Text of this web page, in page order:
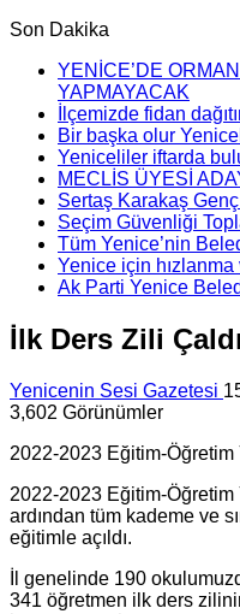
Son Dakika
YENİCE’DE
YAPMAYACAK
İlçemizde fidan
Bir başka olur
Yeniceliler iftarda
MECLİS ÜYESİ
Sertaş Karakaş
Seçim Güvenliği
Tüm Yenice’nin
Yenice için hızlanma
Ak Parti Yenice
İlk Ders Zili Çaldı
Yenicenin Sesi Gazetesi
3,602 Görünümler
2022-2023 Eğitim-Öğretim
2022-2023 Eğitim-Öğretim
ardından tüm kademe ve
eğitimle açıldı.
İl genelinde 190
341 öğretmen ilk ders